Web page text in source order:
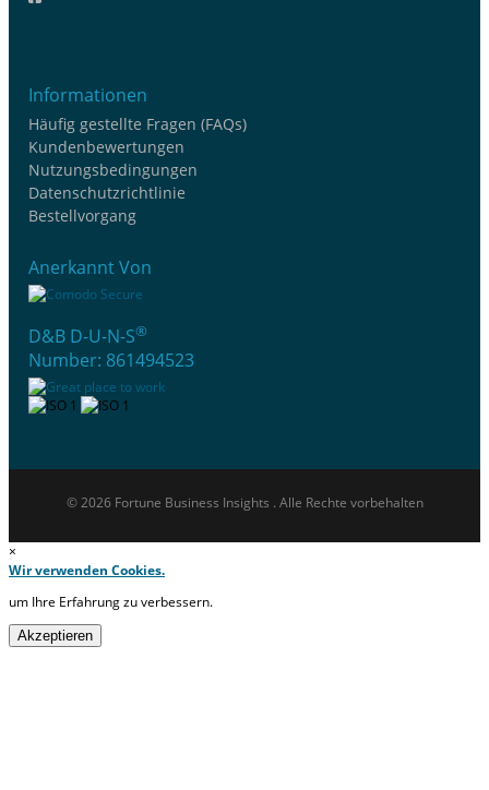
Informationen
Häufig gestellte Fragen (FAQs)
Kundenbewertungen
Nutzungsbedingungen
Datenschutzrichtlinie
Bestellvorgang
Anerkannt Von
D&B D-U-N-S®
Number: 861494523
© 2026 Fortune Business Insights . Alle Rechte vorbehalten
×
Wir verwenden Cookies.
um Ihre Erfahrung zu verbessern.
Akzeptieren